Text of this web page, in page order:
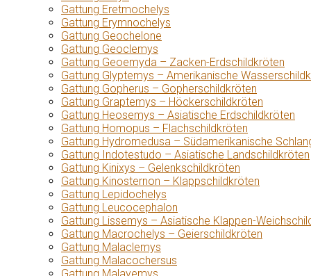
Gattung Eretmochelys
Gattung Erymnochelys
Gattung Geochelone
Gattung Geoclemys
Gattung Geoemyda – Zacken-Erdschildkröten
Gattung Glyptemys – Amerikanische
Gattung Gopherus – Gopherschildkröten
Gattung Graptemys – Höckerschildkröten
Gattung Heosemys – Asiatische Erdschildkröten
Gattung Homopus – Flachschildkröten
Gattung Hydromedusa – Südamerikanische
Gattung Indotestudo – Asiatische Landschildkröten
Gattung Kinixys – Gelenkschildkröten
Gattung Kinosternon – Klappschildkröten
Gattung Lepidochelys
Gattung Leucocephalon
Gattung Lissemys – Asiatische Klappen-
Gattung Macrochelys – Geierschildkröten
Gattung Malaclemys
Gattung Malacochersus